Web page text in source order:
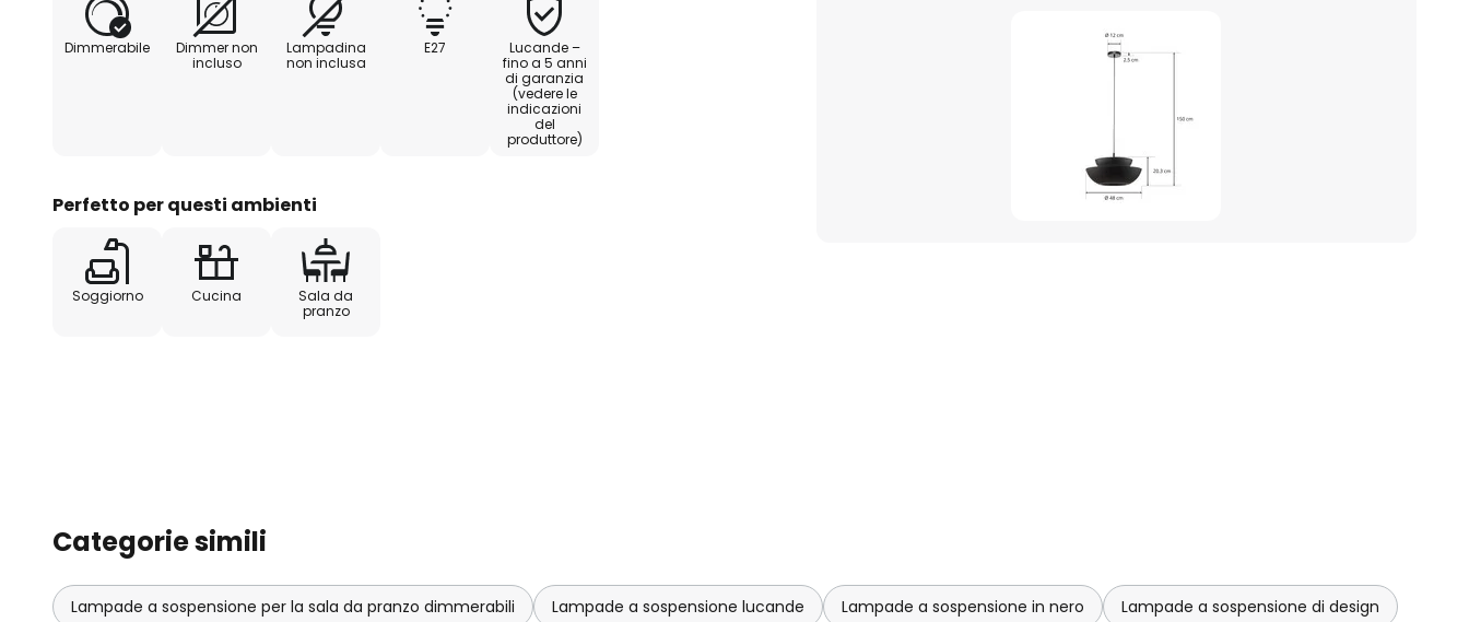
Dimmerabile
Dimmer non
incluso
Lampadina
non inclusa
E27
Lucande –
fino a 5 anni
di garanzia
(vedere le
indicazioni
del
produttore)
Perfetto per questi ambienti
Soggiorno Cucina
Sala da
pranzo
Categorie simili
Lampade a sospensione per la sala da pranzo dimmerabili Lampade a sospensione lucande Lampade a sospensione in nero Lampade a sospensione di design